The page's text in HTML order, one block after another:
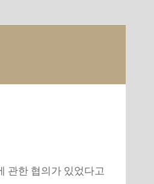
관한 협의가 있었다고